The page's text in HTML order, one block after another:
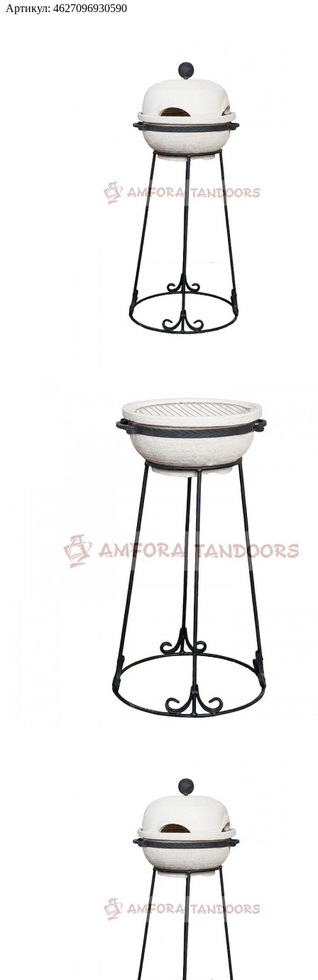
Артикул: 4627096930590